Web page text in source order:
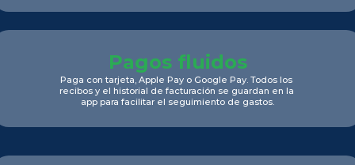
Pagos fluidos
Paga con tarjeta, Apple Pay o Google Pay. Todos los
recibos y el historial de facturación se guardan en la
app para facilitar el seguimiento de gastos.